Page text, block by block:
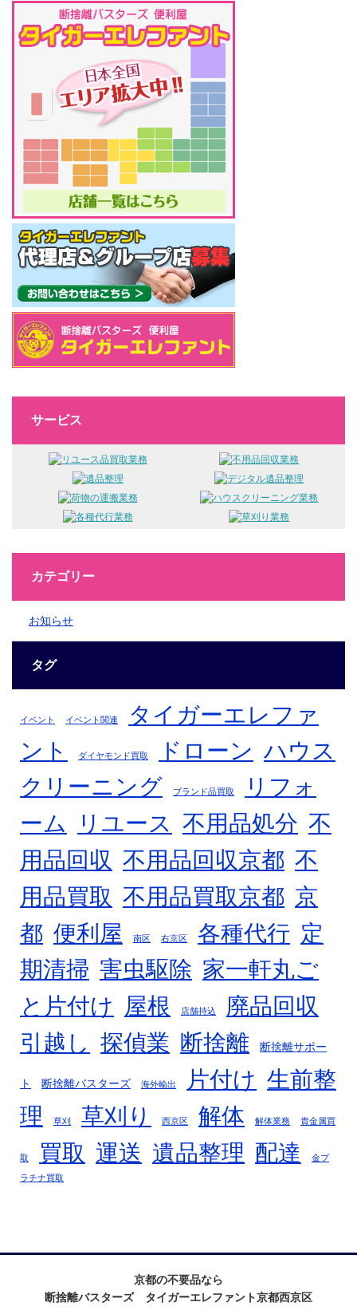
サービス
カテゴリー
お知らせ
タグ
イベント イベント関連
タイガーエレファ
ント
ダイヤモンド買取 ドローン ハウス
クリーニング
ブランド品買取
リフォ
ーム
リユース 不用品処分 不
用品回収 不用品回収京都 不
用品買取 不用品買取京都 京
都 便利屋 南区 右京区 各種代行 定
期清掃 害虫駆除 家一軒丸ご
と片付け 屋根 店舗持込 廃品回収
引越し 探偵業 断捨離 断捨離サポー
ト 断捨離バスターズ 海外輸出 片付け 生前整
理
草刈 草刈り 西京区 解体 解体業務 貴金属買
取 買取 運送 遺品整理 配達 金プ
ラチナ買取
京都の不要品なら
断捨離バスターズ タイガーエレファント京都西京区